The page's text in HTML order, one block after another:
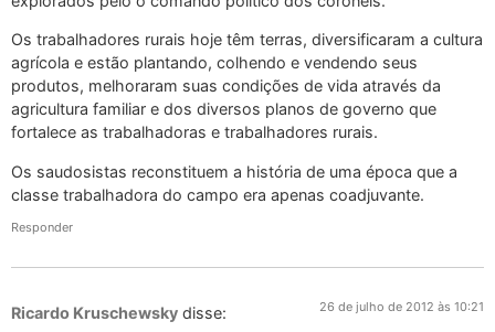
Os trabalhadores rurais hoje têm terras, diversificaram a cultura
agrícola e estão plantando, colhendo e vendendo seus
produtos, melhoraram suas condições de vida através da
agricultura familiar e dos diversos planos de governo que
fortalece as trabalhadoras e trabalhadores rurais.
Os saudosistas reconstituem a história de uma época que a
classe trabalhadora do campo era apenas coadjuvante.
Responder
Ricardo Kruschewsky disse: 26 de julho de 2012 às 10:21